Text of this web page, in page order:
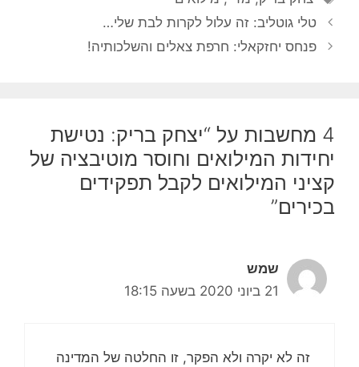
טלי גוטליב: זה עלול לקרות לבת שלי…
פנחס יחזקאלי: חרפת צאלים והשלכותיה!
4 מחשבות על “יצחק בריק: נטישת
יחידות המילואים וחוסר מוטיבציה של
קציני המילואים לקבל תפקידים
בכירים”
שמש
21 ביוני 2020 בשעה 18:15
זה לא יקרה ולא הפקר, זו החלטה של המדינה